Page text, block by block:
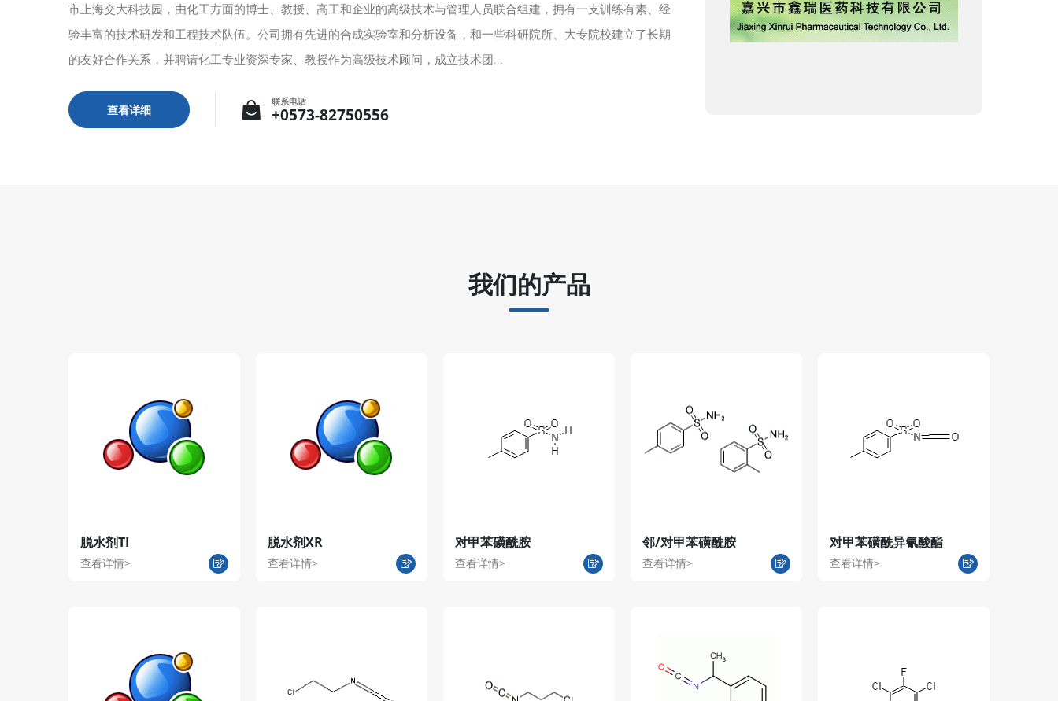
市上海交大科技园，由化工方面的博士、教授、高工和企业的高级技术与管理人员联合组建，拥有一支训练有素、经
验丰富的技术研发和工程技术队伍。公司拥有先进的合成实验室和分析设备，和一些科研院所、大专院校建立了长期
的友好合作关系，并聘请化工专业资深专家、教授作为高级技术顾问，成立技术团...
查看详细
联系电话
+0573-82750556
我们的产品
脱水剂TI
查看详情>
脱水剂XR
查看详情>
对甲苯磺酰胺
查看详情>
邻/对甲苯磺酰胺
查看详情>
对甲苯磺酰异氰酸酯
查看详情>